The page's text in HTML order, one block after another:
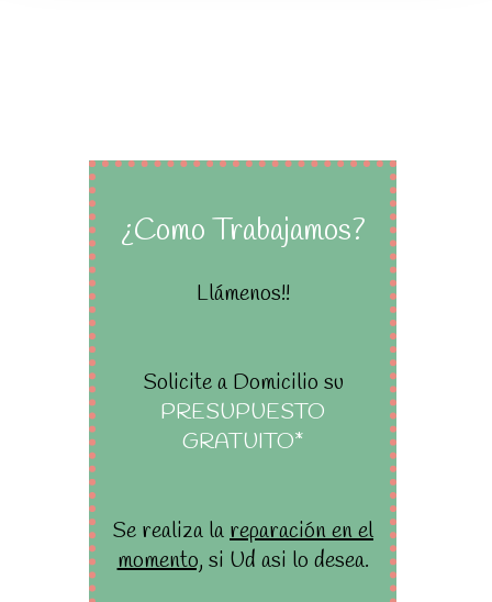
¿Como Trabajamos?
Llámenos!!
Solicite a Domicilio su
PRESUPUESTO
GRATUITO*
Se realiza lareparación en el
momento, si Ud asi lo desea.